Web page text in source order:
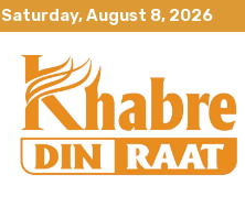
Saturday, August 8, 2026